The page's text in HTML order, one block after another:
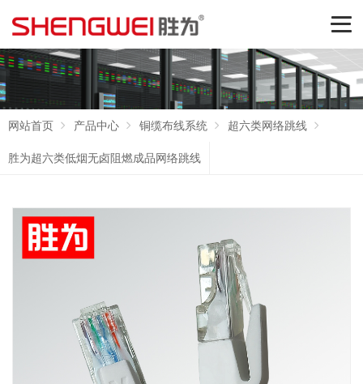
网站首页 产品中心 铜缆布线系统 超六类网络跳线
胜为超六类低烟无卤阻燃成品网络跳线